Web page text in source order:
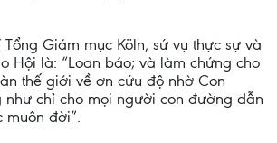
Giám mục Köln, sứ vụ thực sự và
Hội là: “Loan báo; và làm chứng cho
thế giới về ơn cứu độ nhờ Con
như chỉ cho mọi người con đường dẫn
muôn đời”.